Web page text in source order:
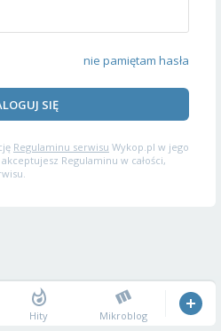
nie pamiętam hasła
SIĘ
Regulaminu serwisu Wykop.pl w jego
Regulaminu w całości,
Hity Mikroblog